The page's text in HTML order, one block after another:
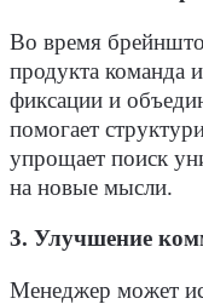
Во время
продукта команда
фиксации и
помогает
упрощает поиск
на новые мысли.
3. Улучшение
Менеджер может